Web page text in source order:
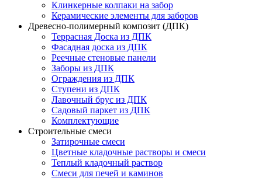
Клинкерные колпаки на забор
Керамические элементы для заборов
Древесно-полимерный композит (ДПК)
Террасная Доска из ДПК
Фасадная доска из ДПК
Реечные стеновые панели
Заборы из ДПК
Ограждения из ДПК
Ступени из ДПК
Лавочный брус из ДПК
Садовый паркет из ДПК
Комплектующие
Строительные смеси
Затирочные смеси
Цветные кладочные растворы и смеси
Теплый кладочный раствор
Смеси для печей и каминов